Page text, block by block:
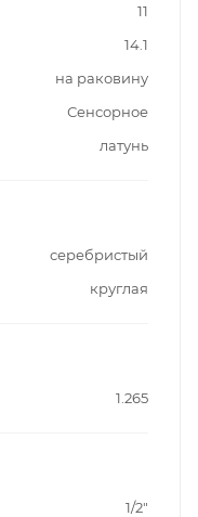
11
14.1
на раковину
Сенсорное
латунь
серебристый
круглая
1.265
1/2"